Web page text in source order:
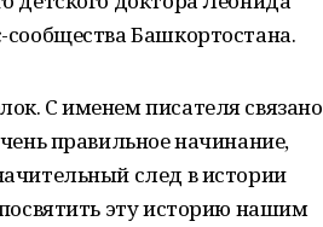
сообщества Башкортостана.
С именем писателя связано
правильное начинание,
след в истории
эту историю нашим